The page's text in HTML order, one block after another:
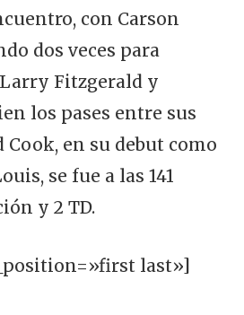
con Carson
dos veces para
Fitzgerald y
los pases entre sus
Cook, en su debut como
se fue a las 141
y 2 TD.
last»]